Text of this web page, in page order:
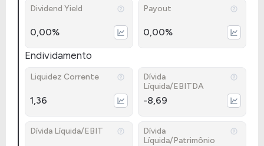
Dividend Yield
0,00%
Payout
0,00%
Endividamento
Liquidez Corrente
1,36
Dívida
Líquida/EBITDA
-8,69
Dívida Líquida/EBIT
Dívida
Líquida/Patrimônio